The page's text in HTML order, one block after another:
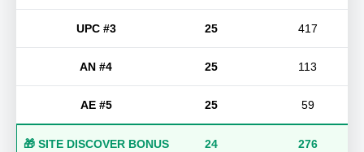
UPC #3 25 417
AN #4 25 113
AE #5 25 59
🎁 SITE DISCOVER BONUS 24 276